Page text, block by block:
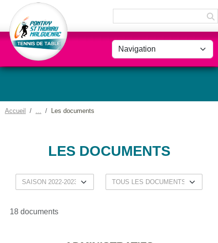
Accueil Les documents
LES DOCUMENTS
18 documents
Panneau de gestion des cookies